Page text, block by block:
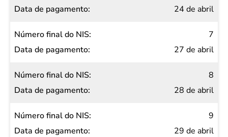
24 de abril
7
27 de abril
8
28 de abril
9
29 de abril